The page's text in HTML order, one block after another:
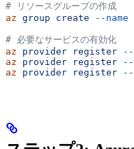
# リソースグループの作成
az group create --name
# 必要なサービスの有効化
az provider register --
az provider register --
az provider register --